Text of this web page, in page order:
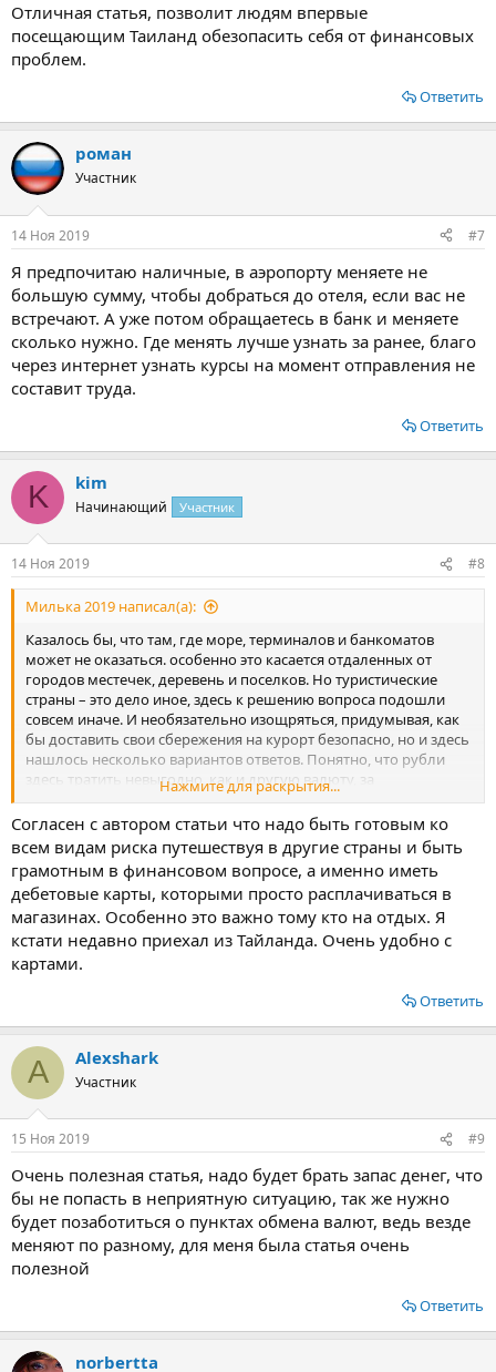
Отличная статья, позволит людям впервые
посещающим Таиланд обезопасить себя от финансовых
проблем.
Ответить
роман
Участник
14 Ноя 2019 #7
Я предпочитаю наличные, в аэропорту меняете не
большую сумму, чтобы добраться до отеля, если вас не
встречают. А уже потом обращаетесь в банк и меняете
сколько нужно. Где менять лучше узнать за ранее, благо
через интернет узнать курсы на момент отправления не
составит труда.
Ответить
K kim
Начинающий Участник
14 Ноя 2019 #8
Милька 2019 написал(а):
Казалось бы, что там, где море, терминалов и банкоматов
может не оказаться. особенно это касается отдаленных от
городов местечек, деревень и поселков. Но туристические
страны – это дело иное, здесь к решению вопроса подошли
совсем иначе. И необязательно изощряться, придумывая, как
бы доставить свои сбережения на курорт безопасно, но и здесь
нашлось несколько вариантов ответов. Понятно, что рубли
здесь тратить невыгодно, как и другую валюту, за
исключением европейской.
У каждого в распоряжении есть дебетовые карты, например,
для получения заработной платы. Или же ими просто
расплачиваться в магазинах. Всех интересует, как они будут
действовать за границей, и особенно это важно тем, кто едет
туда на отдых. Самый простой способ – найти на карте номер
телефона банка и спросить все в контакт-центре.
Что лучше брать с собой в Таиланд
возможностями, пакеты услуг отличаются. Обязательно учтен
доступ к использованию за границей. Чаще всего владельца
интересует вопрос получения наличности в банкомате или
безналичного расчета при покупках.
Посмотреть вложение 108
Помните о блокировке! Чтобы избежать ее, надо использовать
список исключений. проще всего сделать это по телефону.
Возможно, вас устроит другой вариант – написание заявления в
самом банке. Указанные выше карты в Таиланде не выгодны по
ряду причин:
- Условия снятия в банкоматах.
- Всевозможные скрытые комиссии.
Нажмите для раскрытия...
Согласен с автором статьи что надо быть готовым ко
всем видам риска путешествуя в другие страны и быть
грамотным в финансовом вопросе, а именно иметь
дебетовые карты, которыми просто расплачиваться в
магазинах. Особенно это важно тому кто на отдых. Я
кстати недавно приехал из Тайланда. Очень удобно с
картами.
Ответить
A Alexshark
Участник
15 Ноя 2019 #9
Очень полезная статья, надо будет брать запас денег, что
бы не попасть в неприятную ситуацию, так же нужно
будет позаботиться о пунктах обмена валют, ведь везде
меняют по разному, для меня была статья очень
полезной
Ответить
norbertta